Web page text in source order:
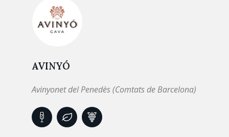
AVINYÓ
Avinyonet del Penedès (Comtats de Barcelona)